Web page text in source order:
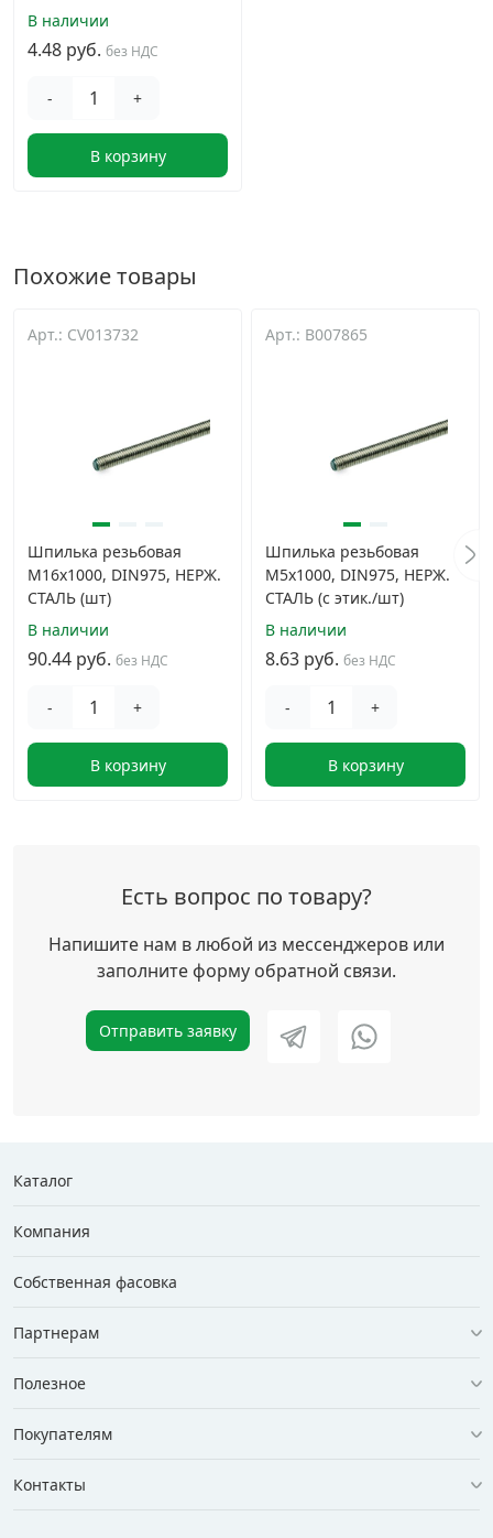
В наличии
4.48 руб. без НДС
- +
В корзину
Похожие товары
Арт.: CV013732
Шпилька резьбовая
М16х1000, DIN975, НЕРЖ.
СТАЛЬ (шт)
В наличии
90.44 руб. без НДС
- +
В корзину
Арт.: B007865
Шпилька резьбовая
М5х1000, DIN975, НЕРЖ.
СТАЛЬ (с этик./шт)
В наличии
8.63 руб. без НДС
- +
В корзину
Есть вопрос по товару?
Напишите нам в любой из мессенджеров или
заполните форму обратной связи.
Отправить заявку
Каталог
Компания
Собственная фасовка
Партнерам
Полезное
Покупателям
Контакты